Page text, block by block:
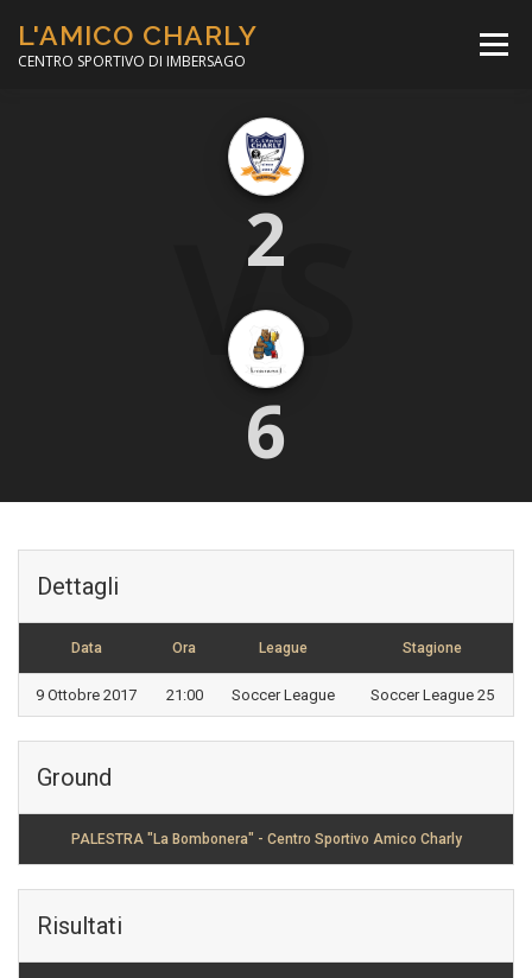
contenuto
L'AMICO CHARLY
CENTRO SPORTIVO DI IMBERSAGO
Menù
CORSO CALCIO A 5
MINIBASKET
VS
2
6
Dettagli
Data Ora League Stagione
9 Ottobre 2017 21:00 Soccer League Soccer League 25
Ground
PALESTRA "La Bombonera" - Centro Sportivo Amico Charly
Risultati